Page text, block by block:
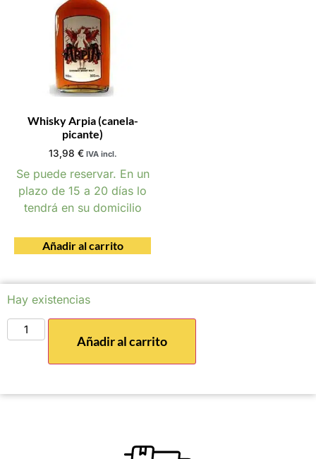
Whisky Arpia (canela-
picante)
13,98 € IVA incl.
Se puede reservar. En un
plazo de 15 a 20 días lo
tendrá en su domicilio
Añadir al carrito
Hay existencias
Añadir al carrito